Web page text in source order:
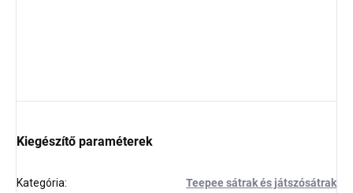
Kiegészítő paraméterek
Kategória: Teepee sátrak és játszósátrak